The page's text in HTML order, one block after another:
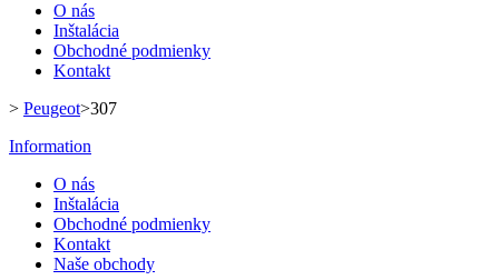
O nás
Inštalácia
Obchodné podmienky
Kontakt
> Peugeot>307
Information
O nás
Inštalácia
Obchodné podmienky
Kontakt
Naše obchody